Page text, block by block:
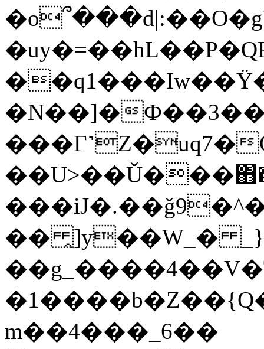
�N��]�
���Γ˺Z�uq7�
�
�� ̭]y��W_� _}
m��4���_6��